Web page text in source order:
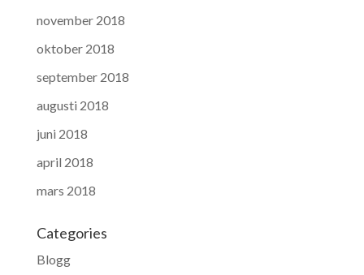
november 2018
oktober 2018
september 2018
augusti 2018
juni 2018
april 2018
mars 2018
Categories
Blogg